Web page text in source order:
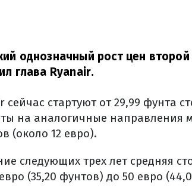
однозначный рост цен второй
глава Ryanair.
стартуют от 29,99 фунта
на аналогичные направления
(около 12 евро).
следующих трех лет средняя
(35,20 фунтов) до 50 евро